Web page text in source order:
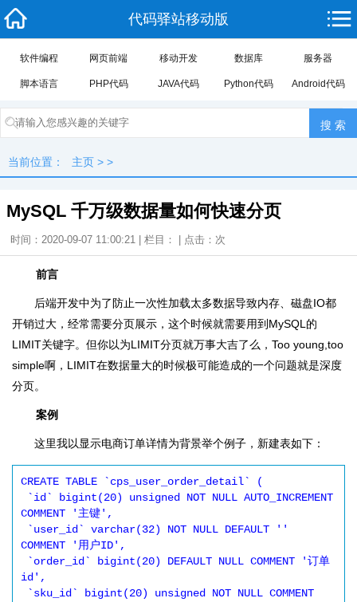
代码驿站移动版
软件编程 网页前端 移动开发 数据库 服务器
脚本语言 PHP代码 JAVA代码 Python代码 Android代码
当前位置： 主页 > >
MySQL 千万级数据量如何快速分页
时间：2020-09-07 11:00:21 | 栏目： | 点击： 次
前言
后端开发中为了防止一次性加载太多数据导致内存、磁盘IO都
开销过大，经常需要分页展示，这个时候就需要用到MySQL的
LIMIT关键字。但你以为LIMIT分页就万事大吉了么，Too young,too
simple啊，LIMIT在数据量大的时候极可能造成的一个问题就是深度
分页。
案例
这里我以显示电商订单详情为背景举个例子，新建表如下：
CREATE TABLE `cps_user_order_detail` (
COMMENT '主键',
COMMENT '用户ID',
id',